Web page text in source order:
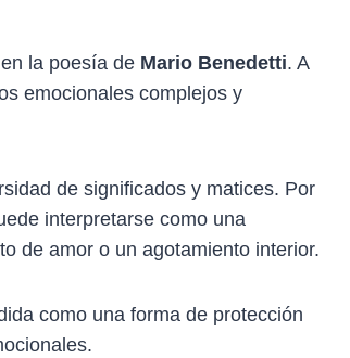
la poesía de Mario Benedetti. A
emocionales complejos y
de significados y matices. Por
interpretarse como una
de amor o un agotamiento interior.
como una forma de protección